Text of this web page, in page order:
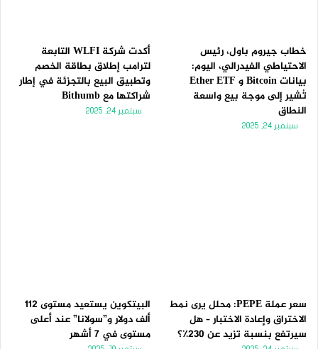
خطاب جيروم باول، رئيس
الاحتياطي الفيدرالي، اليوم:
بيانات Bitcoin و Ether ETF
تُشير إلى موجة بيع واسعة
النطاق
سبتمبر 24, 2025
أكدت شركة WLFI التابعة
لترامب إطلاق بطاقة الخصم
وتطبيق البيع بالتجزئة في إطار
شراكتها مع Bithumb
سبتمبر 24, 2025
سعر عملة PEPE: محلل يرى نمط
الاختراق وإعادة الاختبار – هل
سيرتفع بنسبة تزيد عن 230٪؟
البيتكوين يستعيد مستوى 112
ألف دولار و”سولانا” عند أعلى
مستوى في 7 أشهر